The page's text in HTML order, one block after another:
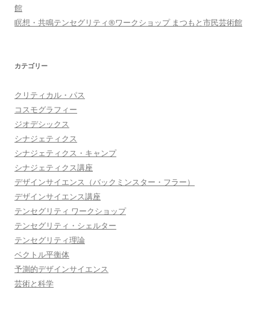
館
瞑想・共鳴テンセグリティ®︎ワークショップ まつもと市民芸術館
カテゴリー
クリティカル・パス
コスモグラフィー
ジオデシックス
シナジェティクス
シナジェティクス・キャンプ
シナジェティクス講座
デザインサイエンス（バックミンスター・フラー）
デザインサイエンス講座
テンセグリティ ワークショップ
テンセグリティ・シェルター
テンセグリティ理論
ベクトル平衡体
予測的デザインサイエンス
芸術と科学